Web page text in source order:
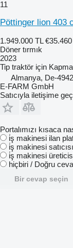
11
Pöttinger lion 403 c
1.949.000 TL €35.460
Döner tırmık
2023
Tip traktör için
Almanya, De-
E-FARM GmbH
Satıcıyla iletişime geç
Portalımızı kısaca
i̇ş makinesi ilan
i̇ş makinesi satıcısı
i̇ş makinesi
hiçbiri / Doğru
Bir cevap seçin